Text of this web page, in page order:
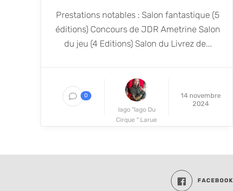
Prestations notables : Salon fantastique (5
éditions) Concours de JDR Ametrine Salon
du jeu (4 Editions) Salon du Livrez de...
0
Iago "Iago Du
Cirque " Larue
14 novembre
2024
FACEBOOK